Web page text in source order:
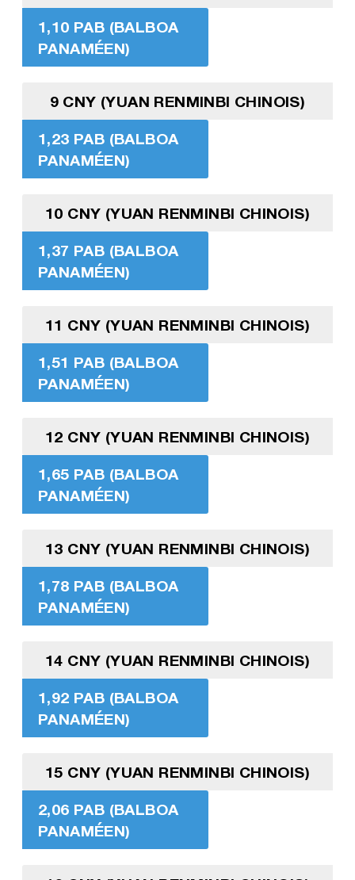
1,10 PAB (BALBOA
PANAMÉEN)
9 CNY (YUAN RENMINBI CHINOIS)
1,23 PAB (BALBOA
PANAMÉEN)
10 CNY (YUAN RENMINBI CHINOIS)
1,37 PAB (BALBOA
PANAMÉEN)
11 CNY (YUAN RENMINBI CHINOIS)
1,51 PAB (BALBOA
PANAMÉEN)
12 CNY (YUAN RENMINBI CHINOIS)
1,65 PAB (BALBOA
PANAMÉEN)
13 CNY (YUAN RENMINBI CHINOIS)
1,78 PAB (BALBOA
PANAMÉEN)
14 CNY (YUAN RENMINBI CHINOIS)
1,92 PAB (BALBOA
PANAMÉEN)
15 CNY (YUAN RENMINBI CHINOIS)
2,06 PAB (BALBOA
PANAMÉEN)